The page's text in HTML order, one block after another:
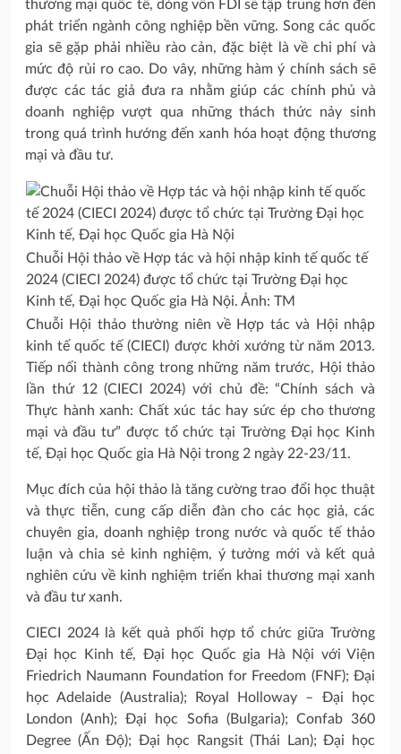
thương mại quốc tế, dòng vốn FDI sẽ tập trung hơn đến
phát triển ngành công nghiệp bền vững. Song các quốc
gia sẽ gặp phải nhiều rào cản, đặc biệt là về chi phí và
mức độ rủi ro cao. Do vây, những hàm ý chính sách sẽ
được các tác giả đưa ra nhằm giúp các chính phủ và
doanh nghiệp vượt qua những thách thức nảy sinh
trong quá trình hướng đến xanh hóa hoạt động thương
mại và đầu tư.
Chuỗi Hội thảo về Hợp tác và hội nhập kinh tế quốc tế
2024 (CIECI 2024) được tổ chức tại Trường Đại học
Kinh tế, Đại học Quốc gia Hà Nội. Ảnh: TM
Chuỗi Hội thảo thường niên về Hợp tác và Hội nhập
kinh tế quốc tế (CIECI) được khởi xướng từ năm 2013.
Tiếp nối thành công trong những năm trước, Hội thảo
lần thứ 12 (CIECI 2024) với chủ đề: “Chính sách và
Thực hành xanh: Chất xúc tác hay sức ép cho thương
mại và đầu tư” được tổ chức tại Trường Đại học Kinh
tế, Đại học Quốc gia Hà Nội trong 2 ngày 22-23/11.
Mục đích của hội thảo là tăng cường trao đổi học thuật
và thực tiễn, cung cấp diễn đàn cho các học giả, các
chuyên gia, doanh nghiệp trong nước và quốc tế thảo
luận và chia sẻ kinh nghiệm, ý tưởng mới và kết quả
nghiên cứu về kinh nghiệm triển khai thương mại xanh
và đầu tư xanh.
CIECI 2024 là kết quả phối hợp tổ chức giữa Trường
Đại học Kinh tế, Đại học Quốc gia Hà Nội với Viện
Friedrich Naumann Foundation for Freedom (FNF); Đại
học Adelaide (Australia); Royal Holloway – Đại học
London (Anh); Đại học Sofia (Bulgaria); Confab 360
Degree (Ấn Độ); Đại học Rangsit (Thái Lan); Đại học